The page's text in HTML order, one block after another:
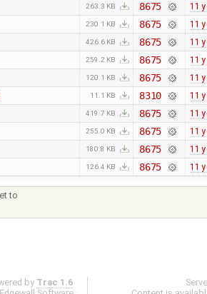
263.3 KB 8675 11
230.1 KB 8675 11
426.6 KB 8675 11
259.2 KB 8675 11
120.1 KB 8675 11
11.1 KB 8310 11
419.7 KB 8675 11
255.0 KB 8675 11
180.8 KB 8675 11
126.4 KB 8675 11
to
by Trac 1.6